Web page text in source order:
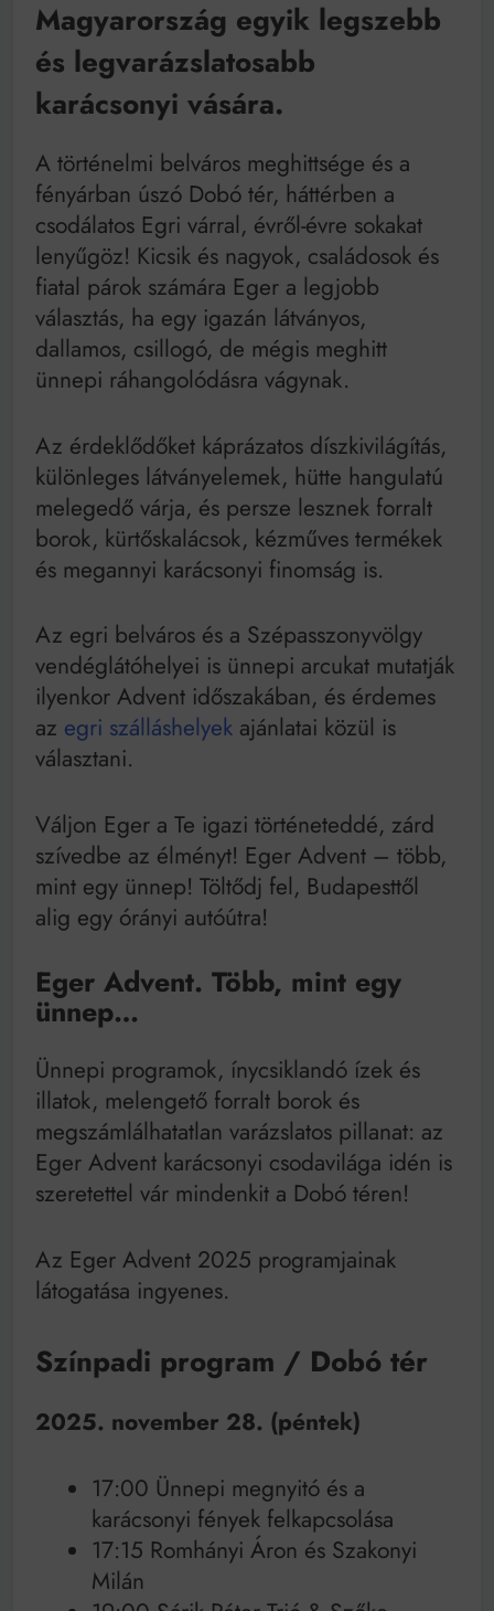
Bitumenes lapostetők: a bevált technológia akkor
működik, ha jól van felújítva
Magyarország egyik legszebb
és legvarázslatosabb
karácsonyi vására.
A történelmi belváros meghittsége és a
fényárban úszó Dobó tér, háttérben a
csodálatos Egri várral, évről-évre sokakat
lenyűgöz! Kicsik és nagyok, családosok és
fiatal párok számára Eger a legjobb
választás, ha egy igazán látványos,
dallamos, csillogó, de mégis meghitt
ünnepi ráhangolódásra vágynak.
Az érdeklődőket káprázatos díszkivilágítás,
különleges látványelemek, hütte hangulatú
melegedő várja, és persze lesznek forralt
borok, kürtőskalácsok, kézműves termékek
és megannyi karácsonyi finomság is.
Az egri belváros és a Szépasszonyvölgy
vendéglátóhelyei is ünnepi arcukat mutatják
ilyenkor Advent időszakában, és érdemes
az egri szálláshelyek ajánlatai közül is
választani.
Váljon Eger a Te igazi történeteddé, zárd
szívedbe az élményt! Eger Advent – több,
mint egy ünnep! Töltődj fel, Budapesttől
alig egy órányi autóútra!
Eger Advent. Több, mint egy
ünnep…
Ünnepi programok, ínycsiklandó ízek és
illatok, melengető forralt borok és
megszámlálhatatlan varázslatos pillanat: az
Eger Advent karácsonyi csodavilága idén is
szeretettel vár mindenkit a Dobó téren!
Az Eger Advent 2025 programjainak
látogatása ingyenes.
Színpadi program / Dobó tér
2025. november 28. (péntek)
17:00 Ünnepi megnyitó és a
karácsonyi fények felkapcsolása
17:15 Romhányi Áron és Szakonyi
Milán